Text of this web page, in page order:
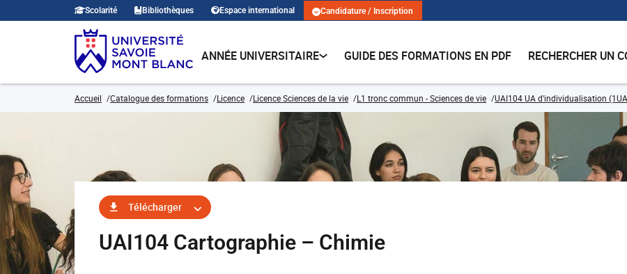
Scolarité Bibliothèques Espace international Candidature / Inscription
ANNÉE UNIVERSITAIRE GUIDE DES FORMATIONS EN PDF RECHERCHER UN
Accueil Catalogue des formations Licence Licence Sciences de la vie L1 tronc commun - Sciences de vie UAI104 UA d'individualisation
Télécharger
UAI104 Cartographie – Chimie